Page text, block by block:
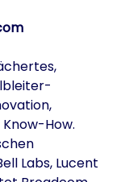
How.
Labs, Lucent